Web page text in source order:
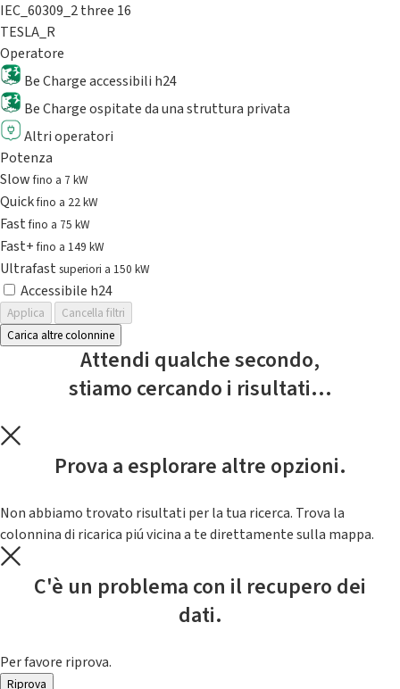
IEC_60309_2 three 16
TESLA_R
Operatore
Be Charge accessibili h24
Be Charge ospitate da una struttura privata
Altri operatori
Potenza
Slowfino a 7 kW
Quickfino a 22 kW
Fastfino a 75 kW
Fast+fino a 149 kW
Ultrafast superiori a 150 kW
Accessibile h24
Applica
Cancella filtri
Carica altre colonnine
Attendi qualche secondo,
stiamo cercando i risultati...
Prova a esplorare altre opzioni.
Non abbiamo trovato risultati per la tua ricerca. Trova la
colonnina di ricarica piú vicina a te direttamente sulla mappa.
C'è un problema con il recupero dei
dati.
Per favore riprova.
Riprova